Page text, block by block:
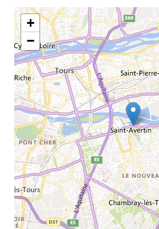
+
−
e
le
PR
O
G!
N
os
se
rvi
ce
s